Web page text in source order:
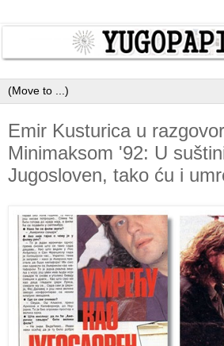
Emir Kusturica u
Minimaksom '92: U
Jugosloven, tako ću i